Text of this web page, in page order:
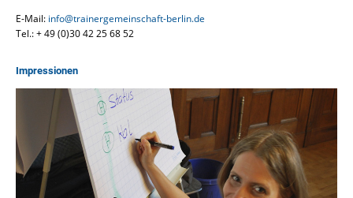
E-Mail: info@trainergemeinschaft-berlin.de
Tel.: + 49 (0)30 42 25 68 52
Impressionen